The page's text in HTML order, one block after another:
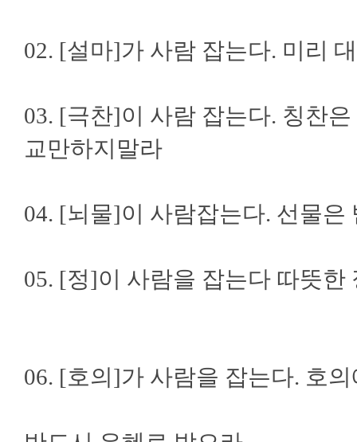
02. [설마]가 사람 잡는다. 미리
03. [극찬]이 사람 잡는다. 칭찬
교만하지말라
04. [뇌물]이 사람잡는다. 선물
05. [정]이 사람을 잡는다 따뜻
06. [호의]가 사람을 잡는다. 호